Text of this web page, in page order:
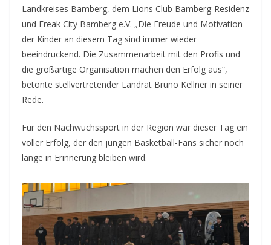
Landkreises Bamberg, dem Lions Club Bamberg-Residenz
und Freak City Bamberg e.V. „Die Freude und Motivation
der Kinder an diesem Tag sind immer wieder
beeindruckend. Die Zusammenarbeit mit den Profis und
die großartige Organisation machen den Erfolg aus“,
betonte stellvertretender Landrat Bruno Kellner in seiner
Rede.
Für den Nachwuchssport in der Region war dieser Tag ein
voller Erfolg, der den jungen Basketball-Fans sicher noch
lange in Erinnerung bleiben wird.